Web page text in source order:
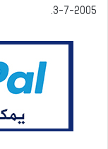
3-7-2005.